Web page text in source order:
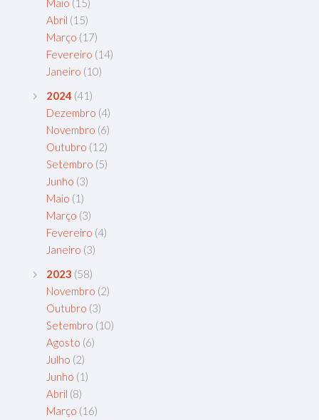
Maio (15)
Abril (15)
Março (17)
Fevereiro (14)
Janeiro (10)
2024 (41)
Dezembro (4)
Novembro (6)
Outubro (12)
Setembro (5)
Junho (3)
Maio (1)
Março (3)
Fevereiro (4)
Janeiro (3)
2023 (58)
Novembro (2)
Outubro (3)
Setembro (10)
Agosto (6)
Julho (2)
Junho (1)
Abril (8)
Março (16)